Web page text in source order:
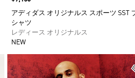
アディダス オリジナルス スポーツ SST
シャツ
レディース オリジナルス
NEW
ほしいものリストに追加